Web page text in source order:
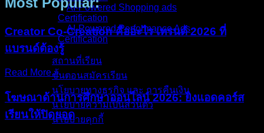
AI-Powered Shopping ads
Certification
AI-Powered Performance Ads
Certification
สถานที่เรียน
ขั้นตอนสมัครเรียน
นโยบายทางธุรกิจ และ การคืนเงิน
นโยบายความเป็นส่วนตัว
นโยบายคุกกี้
Creator Co-Creation คืออะไร เทรนด์ 2026 ที่
แบรนด์ต้องรู้
Read More »
โฆษณาด้านการศึกษาออนไลน์ 2026: ยิงแอดคอร์ส
เรียนให้ปิดยอด